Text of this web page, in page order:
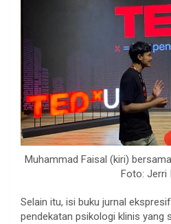
Muhammad Faisal (kiri)
Foto: Jerri
Selain itu, isi buku jurnal
pendekatan psikologi klinis yang